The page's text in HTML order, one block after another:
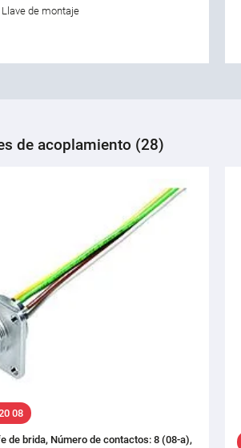
de montaje
de acoplamiento (28)
08
de brida, Número de contactos: 8 (08-a),